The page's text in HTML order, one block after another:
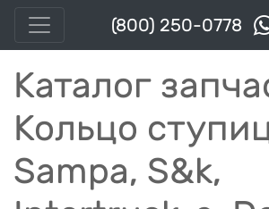
(800) 250-0778
Каталог
Кольцо
Sampa, S&k,